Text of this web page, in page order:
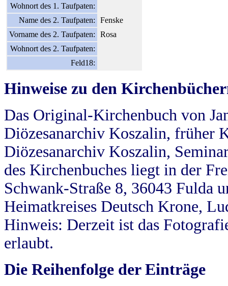
Wohnort des 1. Taufpaten:
Name des 2. Taufpaten:
Fenske
Vorname des 2. Taufpaten:
Rosa
Wohnort des 2. Taufpaten:
Feld18:
Hinweise zu den
Das Original-Kirchenbuch von
Diözesanarchiv Koszalin, früher
Diözesanarchiv Koszalin,
des Kirchenbuches liegt in der
Schwank-Straße 8, 36043 Fulda
Heimatkreises Deutsch Krone,
Hinweis: Derzeit ist das
erlaubt.
Die Reihenfolge der Einträge